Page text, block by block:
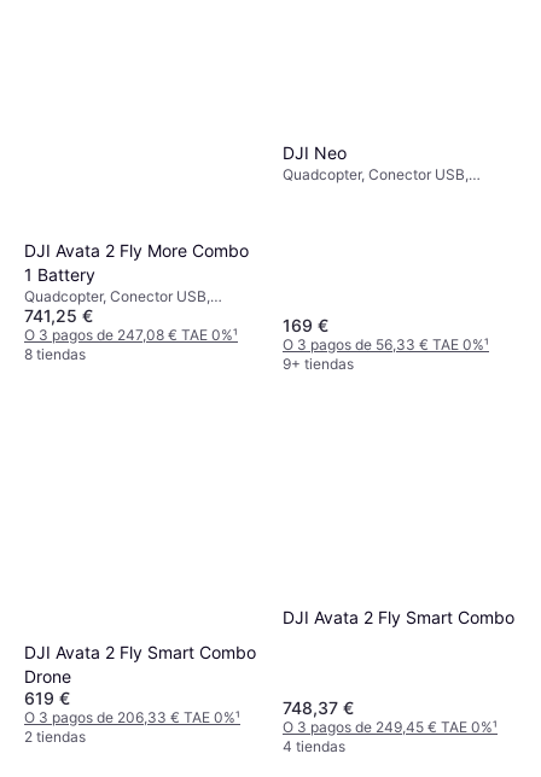
DJI Avata 2 Fly More Combo
1 Battery
Quadcopter, Conector USB,
Aplicación móvil, Cámara, Lector
de tarjetas de memoria, Protector
de hélice, Vista en primera
741,25 €
O 3 pagos de 247,08 € TAE 0%¹
8 tiendas
DJI Neo
Quadcopter, Conector USB,
169 €
O 3 pagos de 56,33 € TAE 0%¹
9+ tiendas
DJI Avata 2 Fly Smart Combo
Drone
619 €
O 3 pagos de 206,33 € TAE 0%¹
2 tiendas
DJI Avata 2 Fly Smart Combo
748,37 €
O 3 pagos de 249,45 € TAE 0%¹
4 tiendas